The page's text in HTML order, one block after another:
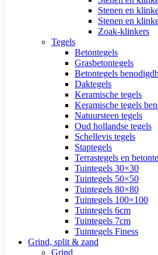
Stenen en
Stenen en
Zoak-klinkers
Tegels
Betontegels
Grasbetontegels
Betontegels
Daktegels
Keramische tegels
Keramische tegels
Natuursteen tegels
Oud hollandse tegels
Schellevis tegels
Staptegels
Terrastegels en
Tuintegels 30×30
Tuintegels 50×50
Tuintegels 80×80
Tuintegels 100×100
Tuintegels 6cm
Tuintegels 7cm
Tuintegels Finess
Grind, split & zand
Grind